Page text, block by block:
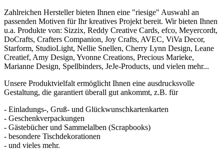
Zahlreichen Hersteller bieten Ihnen eine "riesige" Auswahl an
passenden Motiven für Ihr kreatives Projekt bereit. Wir bieten Ihnen
u.a. Produkte von: Sizzix, Reddy Creative Cards, efco, Meyercordt,
DoCrafts, Crafters Companion, Joy Crafts, AVEC, ViVa Decor,
Starform, StudioLight, Nellie Snellen, Cherry Lynn Design, Leane
Creatief, Amy Design, Yvonne Creations, Precious Marieke,
Marianne Design, Spellbinders, JeJe-Products, und vielen mehr...
Unsere Produktvielfalt ermöglicht Ihnen eine ausdrucksvolle
Gestaltung, die garantiert überall gut ankommt, z.B. für
- Einladungs-, Gruß- und Glückwunschkartenkarten
- Geschenkverpackungen
- Gästebücher und Sammelalben (Scrapbooks)
- besondere Tischdekorationen
- und vieles mehr.